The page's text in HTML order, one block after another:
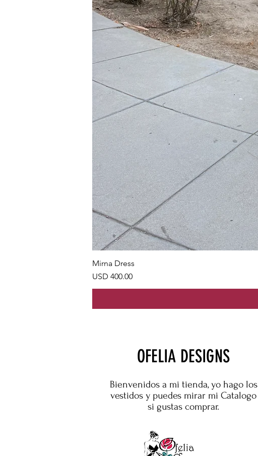
Mirna Dress
Precio
USD 400.00
OFELIA DESIGNS
Bienvenidos a mi tienda, yo hago los
vestidos y puedes mirar mi Catalogo
si gustas comprar.